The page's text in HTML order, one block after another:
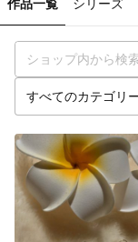
作品一覧 シリーズ